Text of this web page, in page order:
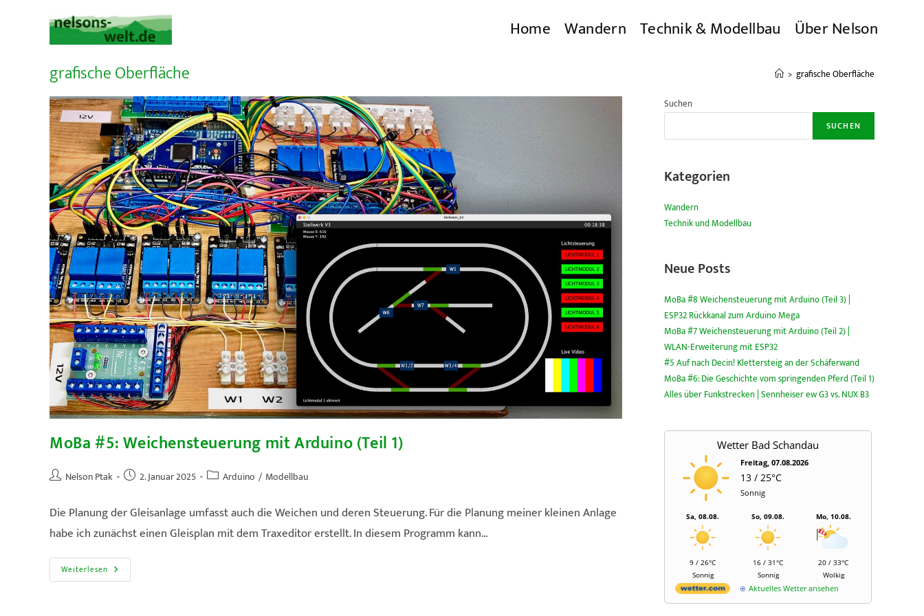
Home Wandern Technik & Modellbau Über Nelson
grafische Oberfläche > grafische Oberfläche
MoBa #5: Weichensteuerung mit Arduino (Teil 1)
Beitrags-Nelson Ptak
Beitrag2. Januar 2025
Beitrags-
Arduino / Modellbau
Die Planung der Gleisanlage umfasst auch die Weichen und deren Steuerung. Für die Planung meiner kleinen Anlage
habe ich zunächst einen Gleisplan mit dem Traxeditor erstellt. In diesem Programm kann…
Weiterlesen MoBa
#5:
Suchen
SUCHEN
Kategorien
Wandern
Technik und Modellbau
Neue Posts
MoBa #8 Weichensteuerung mit Arduino (Teil 3) |
ESP32 Rückkanal zum Arduino Mega
MoBa #7 Weichensteuerung mit Arduino (Teil 2) |
WLAN-Erweiterung mit ESP32
#5 Auf nach Decin! Klettersteig an der Schäferwand
MoBa #6: Die Geschichte vom springenden Pferd (Teil 1)
Alles über Funkstrecken | Sennheiser ew G3 vs. NUX B3
Wetter Bad Schandau
Freitag, 07.08.2026
13 / 25°C
Sonnig
Sa, 08.08.
9 / 26°C
Sonnig
So, 09.08.
16 / 31°C
Sonnig
Mo, 10.08.
20 / 33°C
Wolkig
Aktuelles Wetter ansehen